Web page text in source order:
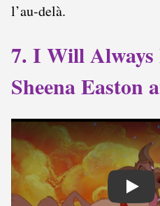
l’au-delà.
7. I Will
Sheena Easton
Play